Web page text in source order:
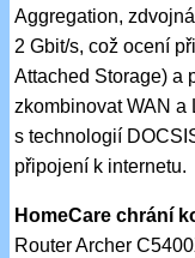
Aggregation,
2 Gbit/s, což ocení
Attached Storage) a
zkombinovat WAN a
s technologií
připojení k internetu.
HomeCare chrání
Router Archer